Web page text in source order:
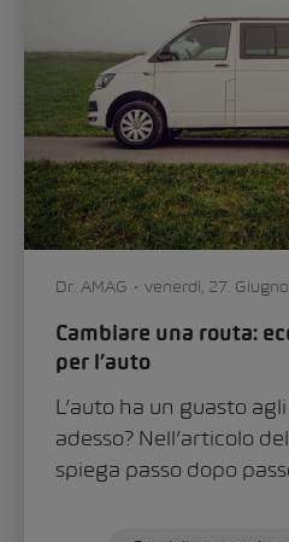
Dr. AMAG venerdì, 27.
Cambiare una routa:
per l’auto
L’auto ha un guasto
adesso? Nell’articolo
spiega passo dopo